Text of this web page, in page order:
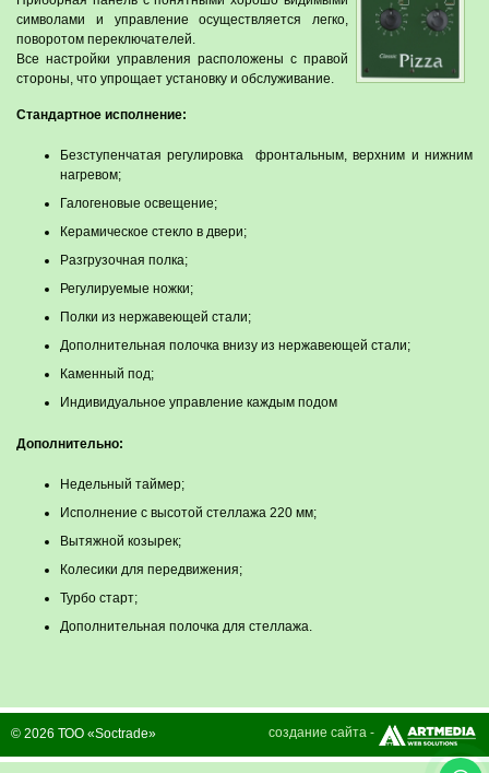
символами и управление осуществляется легко,
поворотом переключателей.
Все настройки управления расположены с правой
стороны, что упрощает установку и обслуживание.
Стандартное исполнение:
Безступенчатая регулировка фронтальным, верхним и нижним
нагревом;
Галогеновые освещение;
Керамическое стекло в двери;
Разгрузочная полка;
Регулируемые ножки;
Полки из нержавеющей стали;
Дополнительная полочка внизу из нержавеющей стали;
Каменный под;
Индивидуальное управление каждым подом
Дополнительно:
Недельный таймер;
Исполнение с высотой стеллажа 220 мм;
Вытяжной козырек;
Колесики для передвижения;
Турбо старт;
Дополнительная полочка для стеллажа.
© 2026 ТОО «Soctrade» создание сайта -